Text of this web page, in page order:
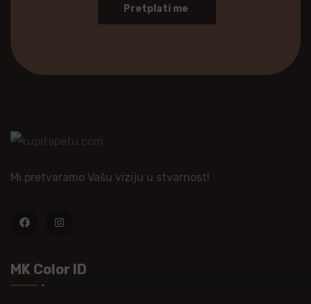
Pretplati me
Mi pretvaramo Vašu viziju u stvarnost!
MK Color ID